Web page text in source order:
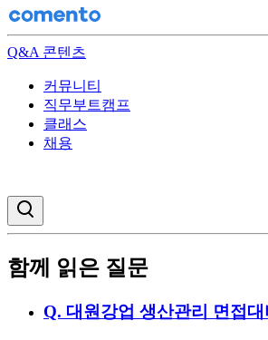
Q&A 콘텐츠
커뮤니티
직무부트캠프
클래스
채용
함께 읽은 질문
Q. 대원강업 생산관리 면접대